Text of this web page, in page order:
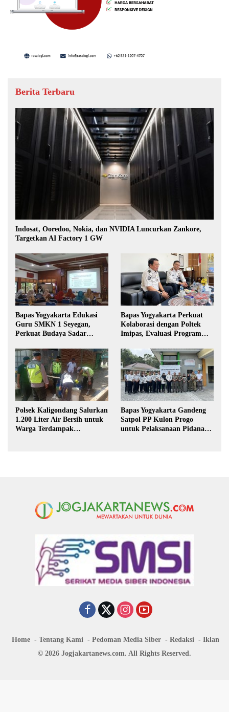
Berita Terbaru
Indosat, Ooredoo, Nokia, dan NVIDIA Luncurkan Zankore,
Targetkan AI Factory 1 GW
Bapas Yogyakarta Edukasi
Guru SMKN 1 Seyegan,
Perkuat Budaya Sadar
Bapas Yogyakarta Perkuat
Kolaborasi dengan Poltek
Imipas, Evaluasi Program
Polsek Kaligondang Salurkan
1.200 Liter Air Bersih untuk
Warga Terdampak
Bapas Yogyakarta Gandeng
Satpol PP Kulon Progo
untuk Pelaksanaan Pidana
Home Tentang Kami Pedoman Media Siber Redaksi
Iklan
© 2026 Jogjakartanews.com. All Rights Reserved.